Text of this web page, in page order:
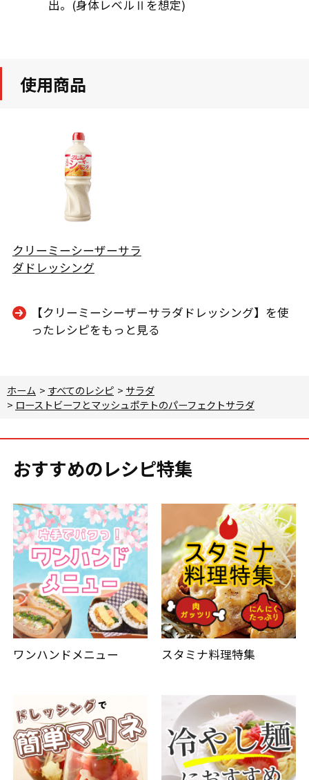
出。(身体レベルⅡを想定)
使用商品
クリーミーシーザーサラ
ダドレッシング
【クリーミーシーザーサラダドレッシング】を使
ったレシピをもっと見る
ホーム > すべてのレシピ > サラダ
> ローストビーフとマッシュポテトのパーフェクトサラダ
おすすめのレシピ特集
ワンハンドメニュー スタミナ料理特集